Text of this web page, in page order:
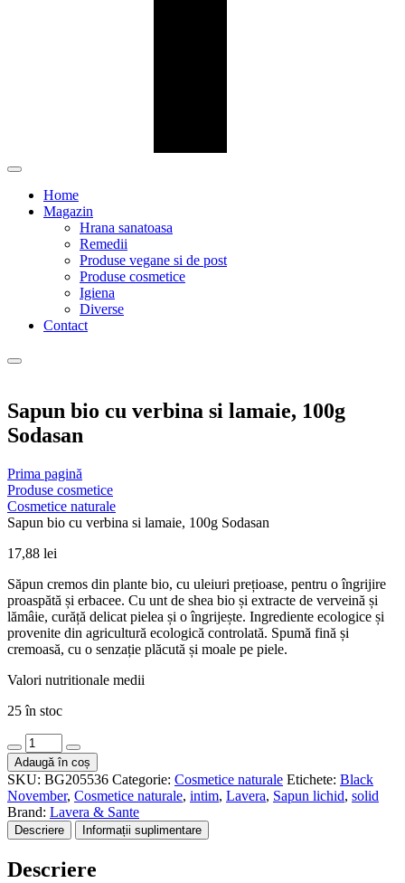
Home
Magazin
Hrana sanatoasa
Remedii
Produse vegane si de post
Produse cosmetice
Igiena
Diverse
Contact
Sapun bio cu verbina si lamaie, 100g
Sodasan
Prima pagină
Produse cosmetice
Cosmetice naturale
Sapun bio cu verbina si lamaie, 100g Sodasan
17,88 lei
Săpun cremos din plante bio, cu uleiuri prețioase, pentru o îngrijire
proaspătă și erbacee. Cu unt de shea bio și extracte de verveină și
lămâie, curăță delicat pielea și o îngrijește. Ingrediente ecologice și
provenite din agricultură ecologică controlată. Spumă fină și
cremoasă, cu o senzație plăcută și moale pe piele.
Valori nutritionale medii
25 în stoc
Cantitate
Sapun
bio
cu
verbina
si
lamaie,
Sodasan
Adaugă în coș
SKU: BG205536 Categorie: Cosmetice naturale Etichete: Black
November, Cosmetice naturale, intim, Lavera, Sapun lichid, solid
Brand: Lavera & Sante
Descriere Informații suplimentare
Descriere